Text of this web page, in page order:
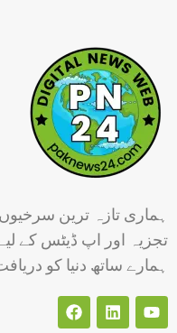
ہماری تازہ ترین
تجزیہ اور اپ ڈیٹس کے
ہمارے ساتھ دنیا کو